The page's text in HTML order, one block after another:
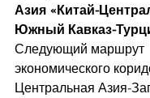
Азия «Китай-
Южный Кавказ-
Следующий маршрут
экономического
Центральная Азия-